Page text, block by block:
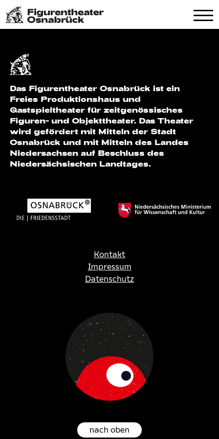
Das Figurentheater Osnabrück ist ein
Freies Produktionshaus und
Gastspieltheater für zeitgenössisches
Figuren- und Objekttheater. Das Theater
wird gefördert mit Mitteln der Stadt
Osnabrück und mit Mitteln des Landes
Niedersachsen auf Beschluss des
Niedersächsischen Landtages.
Kontakt
Impressum
Datenschutz
nach oben